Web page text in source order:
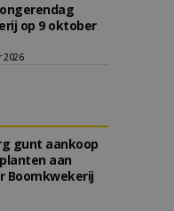
op 9 oktober
2026
gunt aankoop
aan
Boomkwekerij